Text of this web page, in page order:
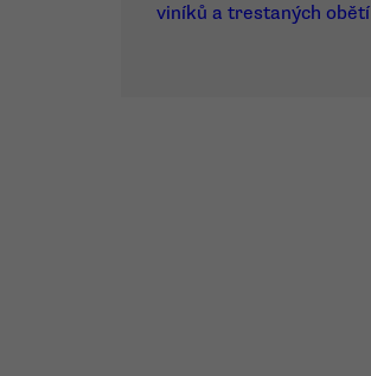
viníků a trestaných obětí